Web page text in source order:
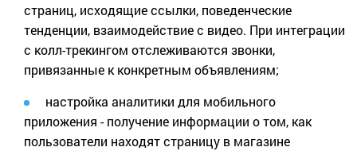
страниц, исходящие ссылки, поведенческие
тенденции, взаимодействие с видео. При интеграции
с колл-трекингом отслеживаются звонки,
привязанные к конкретным объявлениям;
настройка аналитики для мобильного
приложения - получение информации о том, как
пользователи находят страницу в магазине